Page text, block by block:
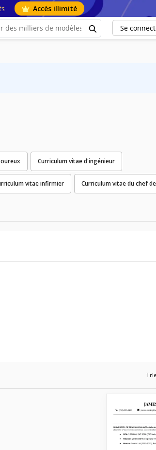
Accès illimité
Se
Curriculum vitae d'ingénieur
vitae infirmier Curriculum vitae du chef